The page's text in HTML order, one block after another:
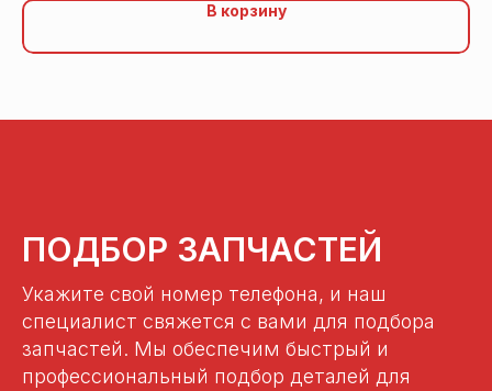
В корзину
ПОДБОР ЗАПЧАСТЕЙ
Укажите свой номер телефона, и наш
специалист свяжется с вами для подбора
запчастей. Мы обеспечим быстрый и
профессиональный подбор деталей для